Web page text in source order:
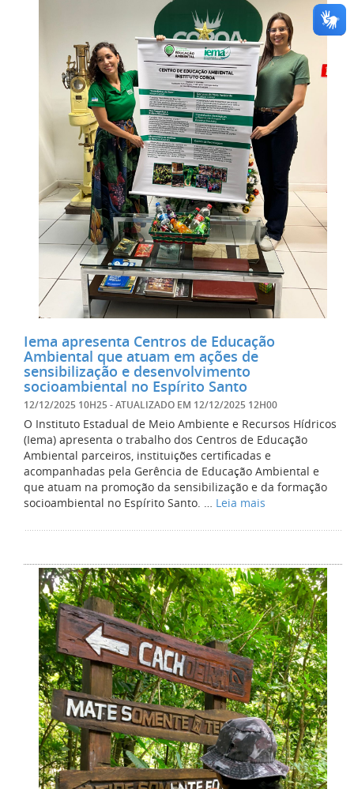
Iema apresenta Centros de Educação
Ambiental que atuam em ações de
sensibilização e desenvolvimento
socioambiental no Espírito Santo
12/12/2025 10H25- ATUALIZADO EM 12/12/2025 12H00
O Instituto Estadual de Meio Ambiente e Recursos Hídricos
(Iema) apresenta o trabalho dos Centros de Educação
Ambiental parceiros, instituições certificadas e
acompanhadas pela Gerência de Educação Ambiental e
que atuam na promoção da sensibilização e da formação
socioambiental no Espírito Santo. … Leia mais